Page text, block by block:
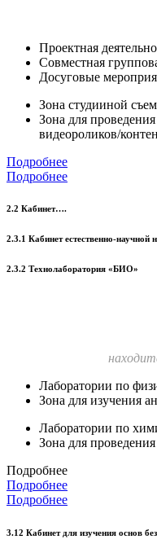
Проектная
Совместная
Досуговые
Зона студииной
Зона для
видеороликов/
Подробнее
Подробнее
2.2 Кабинет….
2.3.1 Кабинет естественно-научной
2.3.2 Технолаборатория «БИО»
Лаборатории по
Зона для изучения
Лаборатории по
Зона для
Подробнее
Подробнее
Подробнее
3.12 Кабинет для изучения основ